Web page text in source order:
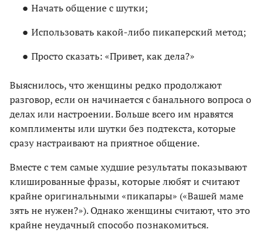
Начать общение с шутки;
Использовать какой-либо пикаперский метод;
Просто сказать: «Привет, как дела?»
Выяснилось, что женщины редко продолжают
разговор, если он начинается с банального вопроса о
делах или настроении. Больше всего им нравятся
комплименты или шутки без подтекста, которые
сразу настраивают на приятное общение.
Вместе с тем самые худшие результаты показывают
клишированные фразы, которые любят и считают
крайне оригинальными «пикапары» («Вашей маме
зять не нужен?»). Однако женщины считают, что это
крайне неудачный способо познакомиться.